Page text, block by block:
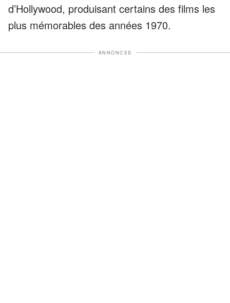
d’Hollywood, produisant certains des films les
plus mémorables des années 1970.
ANNONCES